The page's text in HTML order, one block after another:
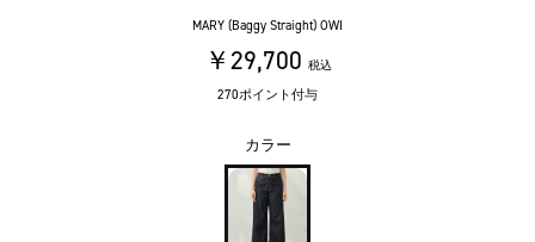
MARY (Baggy Straight) OWI
￥29,700 税込
270ポイント付与
カラー